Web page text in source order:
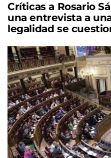
Críticas a Rosario
una entrevista a
legalidad se